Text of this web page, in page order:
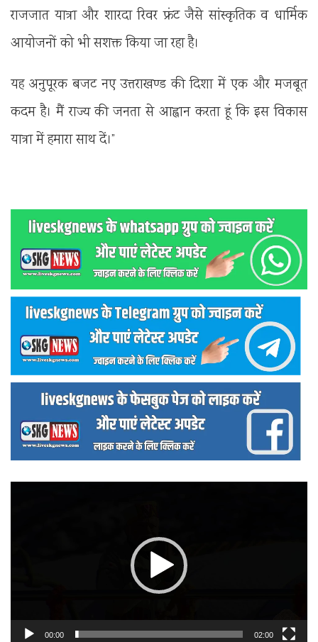
राजजात यात्रा और शारदा रिवर फ्रंट जैसे सांस्कृतिक व धार्मिक
आयोजनों को भी सशक्त किया जा रहा है।
यह अनुपूरक बजट नए उत्तराखण्ड की दिशा में एक और मजबूत
कदम है। मैं राज्य की जनता से आह्वान करता हूं कि इस विकास
यात्रा में हमारा साथ दें।”
00:00 02:00